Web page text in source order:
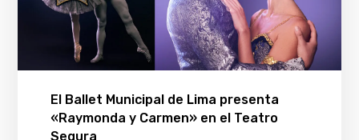
El Ballet Municipal de Lima presenta
«Raymonda y Carmen» en el Teatro
Segura